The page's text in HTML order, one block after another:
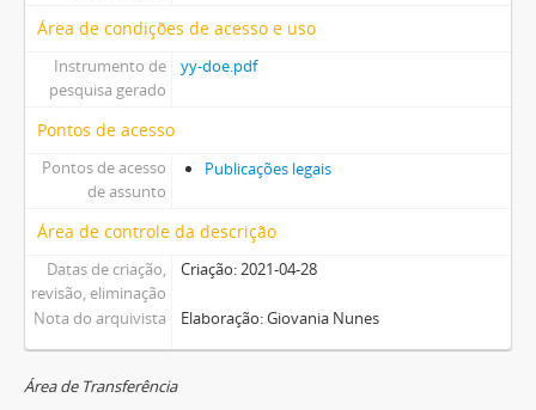
Área de condições de acesso e uso
Instrumento de
pesquisa gerado
yy-doe.pdf
Pontos de acesso
Pontos de acesso
de assunto
Publicações legais
Área de controle da descrição
Datas de criação,
revisão, eliminação
Criação: 2021-04-28
Nota do arquivista Elaboração: Giovania Nunes
Área de Transferência